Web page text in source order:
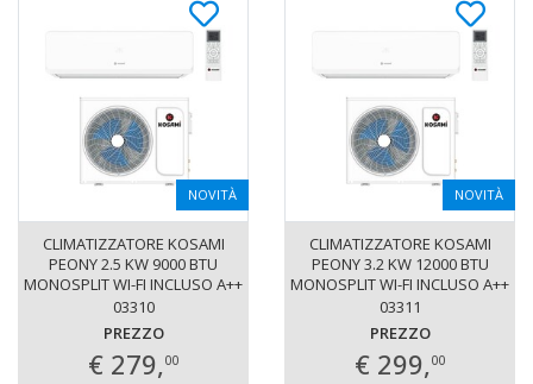
NOVITÀ
CLIMATIZZATORE KOSAMI
PEONY 2.5 KW 9000 BTU
MONOSPLIT WI-FI INCLUSO A++
INVERTER R32
03310
PREZZO
€ 279,00
NOVITÀ
CLIMATIZZATORE KOSAMI
PEONY 3.2 KW 12000 BTU
MONOSPLIT WI-FI INCLUSO A++
INVERTER R32
03311
PREZZO
€ 299,00